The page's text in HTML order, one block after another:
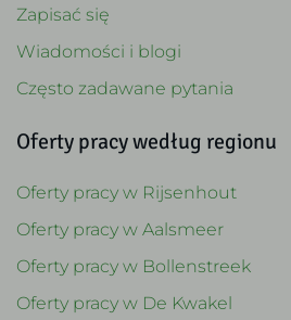
Zapisać się
Wiadomości i blogi
Często zadawane pytania
Oferty pracy według regionu
Oferty pracy w Rijsenhout
Oferty pracy w Aalsmeer
Oferty pracy w Bollenstreek
Oferty pracy w De Kwakel